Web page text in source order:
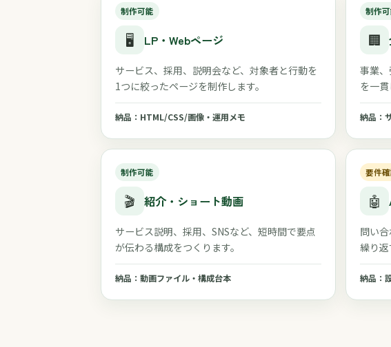
制作可能
🖥️ LP・Webページ
サービス、採用、説明会など、対象者と行動を
1つに絞ったページを制作します。
納品：HTML/CSS/画像・運用メモ
制作
🏢
事業
を一
納品：
制作可能
🎬 紹介・ショート動画
サービス説明、採用、SNSなど、短時間で要点
が伝わる構成をつくります。
納品：動画ファイル・構成台本
要件
🤖
問い
繰り返
納品：